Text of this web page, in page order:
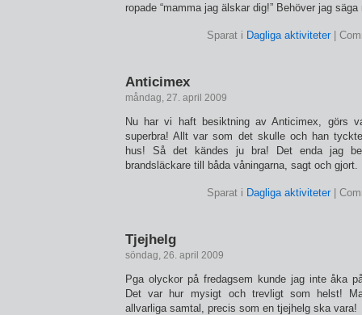
ropade “mamma jag älskar dig!” Behöver jag säga
Sparat i Dagliga aktiviteter|
Anticimex
måndag, 27. april 2009
Nu har vi haft besiktning av Anticimex, görs
superbra! Allt var som det skulle och han
hus! Så det kändes ju bra! Det enda jag
brandsläckare till båda våningarna, sagt och gjort.
Sparat i Dagliga aktiviteter|
Tjejhelg
söndag, 26. april 2009
Pga olyckor på fredagsem kunde jag inte åka
Det var hur mysigt och trevligt som helst!
allvarliga samtal, precis som en tjejhelg ska vara!